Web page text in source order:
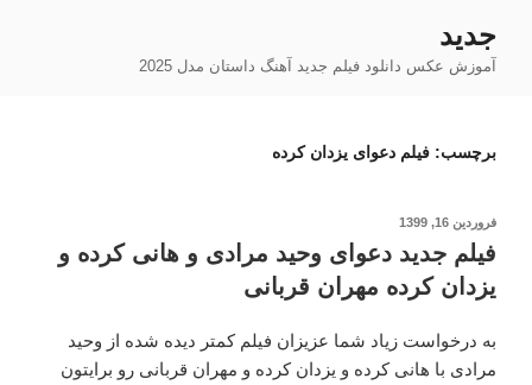
محتوا
جدید
آموزش عکس دانلود فیلم جدید آهنگ داستان مدل 2025
برچسب: فیلم دعوای یزدان کرده
نوشته‌شده
در
فروردین 16, 1399
فیلم جدید دعوای وحید مرادی و هانی کرده و
یزدان کرده مهران قربانی
به درخواست زیاد شما عزیزان فیلم کمتر دیده شده از وحید
مرادی با هانی کرده و یزدان کرده و مهران قربانی رو برایتون